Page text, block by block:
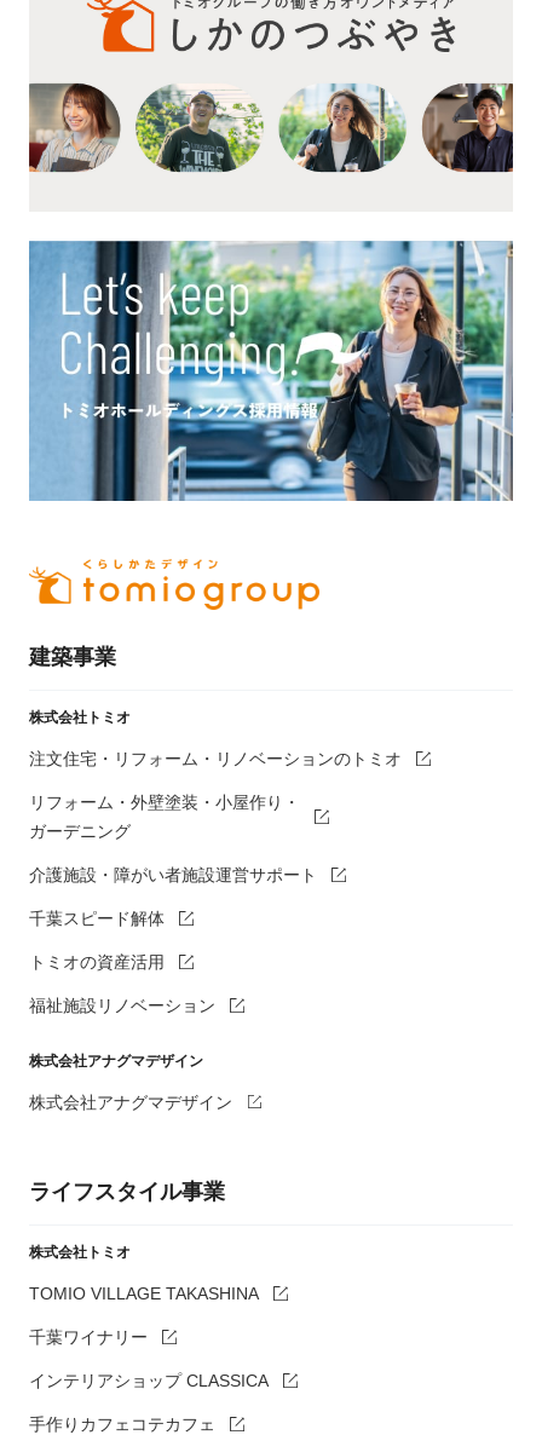
建築事業
株式会社トミオ
注文住宅・リフォーム・リノベーションのトミオ
リフォーム・外壁塗装・小屋作り・
ガーデニング
介護施設・障がい者施設運営サポート
千葉スピード解体
トミオの資産活用
福祉施設リノベーション
株式会社アナグマデザイン
株式会社アナグマデザイン
ライフスタイル事業
株式会社トミオ
TOMIO VILLAGE TAKASHINA
千葉ワイナリー
インテリアショップ CLASSICA
手作りカフェコテカフェ